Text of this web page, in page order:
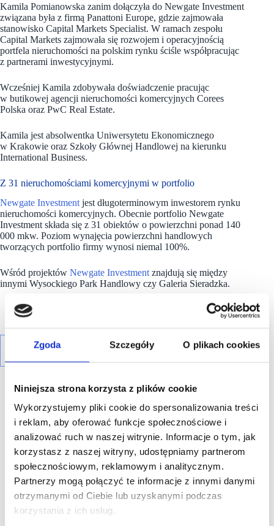
Zgoda Szczegóły O plikach cookies
Niniejsza strona korzysta z plików cookie
Wykorzystujemy pliki cookie do spersonalizowania treści
i reklam, aby oferować funkcje społecznościowe i
analizować ruch w naszej witrynie. Informacje o tym, jak
korzystasz z naszej witryny, udostępniamy partnerom
społecznościowym, reklamowym i analitycznym.
Partnerzy mogą połączyć te informacje z innymi danymi
otrzymanymi od Ciebie lub uzyskanymi podczas
korzystania z ich usług.
Kamila Pomianowska zanim dołączyła do Newgate Investment
związana była z firmą Panattoni Europe, gdzie zajmowała
stanowisko Capital Markets Specialist. W ramach zespołu
Capital Markets zajmowała się rozwojem i operacyjnością
portfela nieruchomości na polskim rynku ściśle współpracując
z partnerami inwestycyjnymi.
Wcześniej Kamila zdobywała doświadczenie pracując
w butikowej agencji nieruchomości komercyjnych Corees
Polska oraz PwC Real Estate.
Kamila jest absolwentka Uniwersytetu Ekonomicznego
w Krakowie oraz Szkoły Głównej Handlowej na kierunku
International Business.
Z 31 nieruchomościami komercyjnymi w portfolio
Newgate Investment jest długoterminowym inwestorem rynku
nieruchomości komercyjnych. Obecnie portfolio Newgate
Investment składa się z 31 obiektów o powierzchni ponad 140
000 mkw. Poziom wynajęcia powierzchni handlowych
tworzących portfolio firmy wynosi niemal 100%.
Wśród projektów Newgate Investment znajdują się między
innymi Wysockiego Park Handlowy czy Galeria Sieradzka.
R E K L A M A